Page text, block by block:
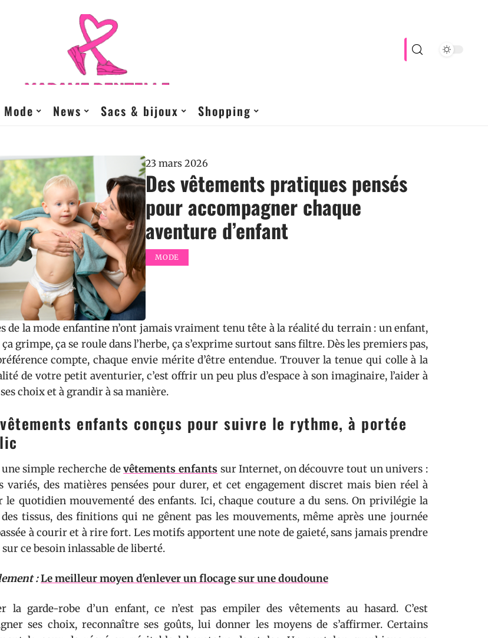
Mode News Sacs & bijoux Shopping
23 mars 2026
Des vêtements pratiques pensés
pour accompagner chaque
aventure d’enfant
MODE
de la mode enfantine n’ont jamais vraiment tenu tête à la réalité du terrain : un enfant,
grimpe, ça se roule dans l’herbe, ça s’exprime surtout sans filtre. Dès les premiers pas,
compte, chaque envie mérite d’être entendue. Trouver la tenue qui colle à la
de votre petit aventurier, c’est offrir un peu plus d’espace à son imaginaire, l’aider à
choix et à grandir à sa manière.
enfants conçus pour suivre le rythme, à portée
simple recherche devêtements enfants sur Internet, on découvre tout un univers :
variés, des matières pensées pour durer, et cet engagement discret mais bien réel à
le quotidien mouvementé des enfants. Ici, chaque couture a du sens. On privilégie la
tissus, des finitions qui ne gênent pas les mouvements, même après une journée
à courir et à rire fort. Les motifs apportent une note de gaieté, sans jamais prendre
sur ce besoin inlassable de liberté.
:Le meilleur moyen d'enlever un flocage sur une doudoune
la garde-robe d’un enfant, ce n’est pas empiler des vêtements au hasard. C’est
ses choix, reconnaître ses goûts, lui donner les moyens de s’affirmer. Certains